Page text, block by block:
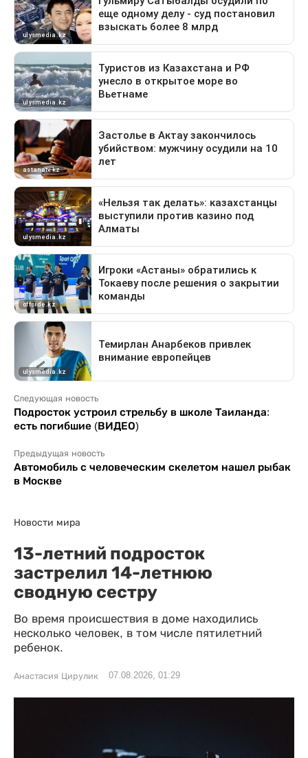
Следующая новость
Подросток устроил стрельбу в школе Таиланда:
есть погибшие (ВИДЕО)
Предыдущая новость
Автомобиль с человеческим скелетом нашел рыбак
в Москве
Новости мира
13-летний подросток
застрелил 14-летнюю
сводную сестру
Во время происшествия в доме находились
несколько человек, в том числе пятилетний
ребенок.
Анастасия Цирулик 07.08.2026, 01:29